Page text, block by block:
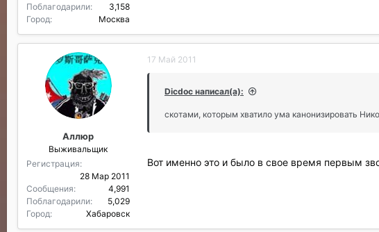
Поблагодарили
3,158
Город
Москва
Аллюр
Выживальщик
Регистрация
28 Мар 2011
Сообщения
4,991
Поблагодарили
5,029
Город
Хабаровск
17 Май 2011
Dicdoc написал(а):
скотами, которым хватило ума канонизировать
Вот именно это и было в свое время первым